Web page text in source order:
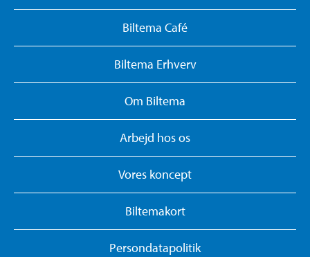
Biltema Café
Biltema Erhverv
Om Biltema
Arbejd hos os
Vores koncept
Biltemakort
Persondatapolitik